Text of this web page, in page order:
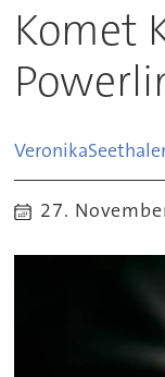
Komet
Veronika
27.